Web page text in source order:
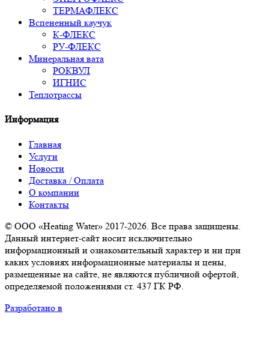
ТЕРМАФЛЕКС
Вспененный каучук
К-ФЛЕКС
РУ-ФЛЕКС
Минеральная вата
РОКВУЛ
ИГНИС
Теплотрассы
Информация
Главная
Услуги
Новости
Доставка / Оплата
О компании
Контакты
© ООО «Heating Water» 2017-2026. Все права защищены.
Данный интернет-сайт носит исключительно
информационный и ознакомительный характер и ни при
каких условиях информационные материалы и цены,
размещенные на сайте, не являются публичной офертой,
определяемой положениями ст. 437 ГК РФ.
Разработано в